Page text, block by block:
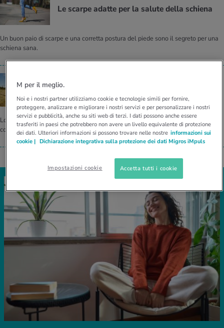
Le scar­pe adat­te per la sa­lu­te della schie­na
Un buon paio di scarpe e una corretta postura del piede sono il segreto per una
schiena sana.
Come por­ta­re lo zaino senza mal di schie­na
Lo zaino provoca mal di schiena? No, se segui alcune regole per tutelare a
colonna vertebrale.
M per il meglio.
Noi e i nostri partner utilizziamo cookie e tecnologie simili per fornire,
proteggere, analizzare e migliorare i nostri servizi e per personalizzare i nostri
servizi e pubblicità, anche su siti web di terzi. I dati possono anche essere
trasferiti in paesi che potrebbero non avere un livello equivalente di protezione
dei dati. Ulteriori informazioni si possono trovare nelle nostre informazioni sui
cookie | Dichiarazione integrativa sulla protezione dei dati Migros iMpuls
Impostazioni cookie Accetta tutti i cookie